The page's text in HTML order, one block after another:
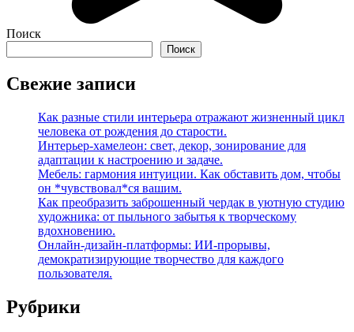
Поиск
Поиск
Свежие записи
Как разные стили интерьера отражают жизненный цикл
человека от рождения до старости.
Интерьер-хамелеон: свет, декор, зонирование для
адаптации к настроению и задаче.
Мебель: гармония интуиции. Как обставить дом, чтобы
он *чувствовал*ся вашим.
Как преобразить заброшенный чердак в уютную студию
художника: от пыльного забытья к творческому
вдохновению.
Онлайн-дизайн-платформы: ИИ-прорывы,
демократизирующие творчество для каждого
пользователя.
Рубрики